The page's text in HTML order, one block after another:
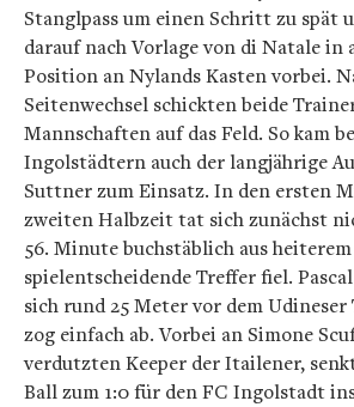
Stanglpass um einen Schritt zu spät
darauf nach Vorlage von di Natale in
Position an Nylands Kasten vorbei.
Seitenwechsel schickten beide
Mannschaften auf das Feld. So kam
Ingolstädtern auch der langjährige
Suttner zum Einsatz. In den ersten
zweiten Halbzeit tat sich zunächst
56. Minute buchstäblich aus
spielentscheidende Treffer fiel.
sich rund 25 Meter vor dem
zog einfach ab. Vorbei an Simone
verdutzten Keeper der Itailener,
Ball zum 1:0 für den FC Ingolstadt